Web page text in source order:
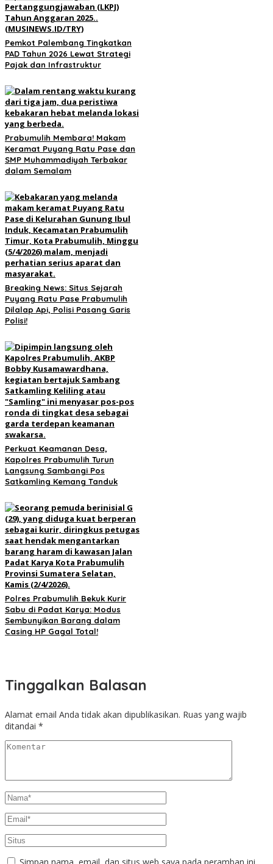
Pemkot Palembang Tingkatkan
PAD Tahun 2026 Lewat Strategi
Pajak dan Infrastruktur
Prabumulih Membara! Makam
Keramat Puyang Ratu Pase dan
SMP Muhammadiyah Terbakar
dalam Semalam
Breaking News: Situs Sejarah
Puyang Ratu Pase Prabumulih
Dilalap Api, Polisi Pasang Garis
Polisi!
Perkuat Keamanan Desa,
Kapolres Prabumulih Turun
Langsung Sambangi Pos
Satkamling Kemang Tanduk
Polres Prabumulih Bekuk Kurir
Sabu di Padat Karya: Modus
Sembunyikan Barang dalam
Casing HP Gagal Total!
Tinggalkan Balasan
Alamat email Anda tidak akan dipublikasikan. Ruas yang wajib
ditandai *